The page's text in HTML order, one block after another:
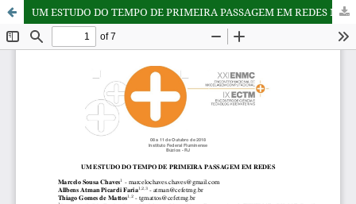
UM ESTUDO DO TEMPO DE PRIMEIRA PASSAGEM EM REDES Marcelo